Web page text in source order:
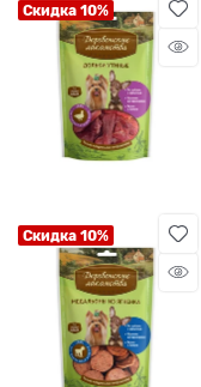
Скидка 10%
Скидка 10%